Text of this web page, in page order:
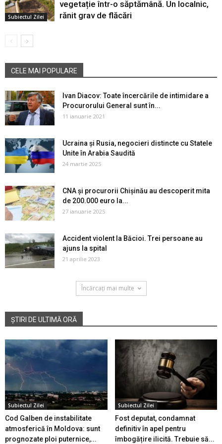
Subiectul Zilei
vegetație într-o săptămână. Un localnic,
rănit grav de flăcări
CELE MAI POPULARE
Ivan Diacov: Toate încercările de intimidare a
Procurorului General sunt în...
11 ianuarie 2021
Ucraina și Rusia, negocieri distincte cu Statele
Unite în Arabia Saudită
24 martie 2025
CNA și procurorii Chișinău au descoperit mita
de 200.000 euro la...
27 ianuarie 2025
Accident violent la Băcioi. Trei persoane au
ajuns la spital
21 aprilie 2023
Încărcați mai multe
ȘTIRI DE ULTIMĂ ORĂ
Subiectul Zilei
Cod Galben de instabilitate
atmosferică în Moldova: sunt
prognozate ploi puternice,...
Subiectul Zilei
Fost deputat, condamnat
definitiv în apel pentru
îmbogățire ilicită. Trebuie să...